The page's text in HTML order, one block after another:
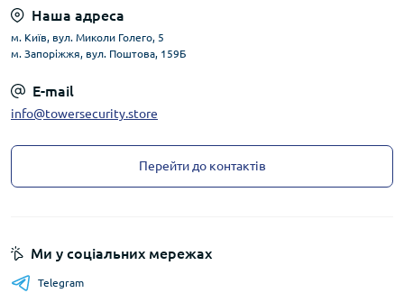
Наша адреса
м. Київ, вул. Миколи Голего, 5
м. Запоріжжя, вул. Поштова, 159Б
E-mail
info@towersecurity.store
Перейти до контактів
Ми у соціальних мережах
Telegram